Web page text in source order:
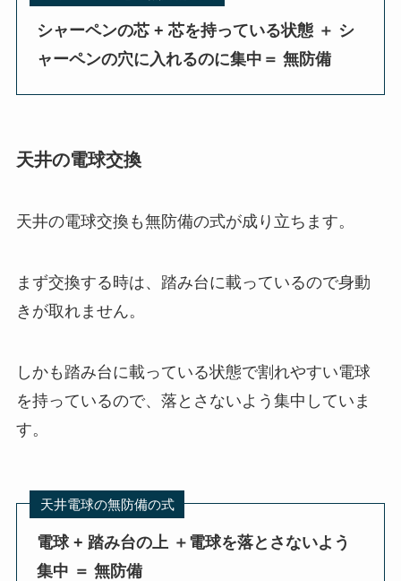
シャーペンの芯 + 芯を持っている状態 ＋ シ
ャーペンの穴に入れるのに集中＝ 無防備
天井の電球交換
天井の電球交換も無防備の式が成り立ちます。
まず交換する時は、踏み台に載っているので身動
きが取れません。
しかも踏み台に載っている状態で割れやすい電球
を持っているので、落とさないよう集中していま
す。
天井電球の無防備の式
電球 + 踏み台の上 ＋電球を落とさないよう
集中 ＝ 無防備